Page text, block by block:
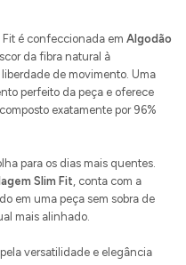
é confeccionada em Algodão
da fibra natural à
de movimento. Uma
perfeito da peça e oferece
exatamente por 96%
para os dias mais quentes.
Slim Fit , conta com a
em uma peça sem sobra de
mais alinhado.
pela versatilidade e elegância